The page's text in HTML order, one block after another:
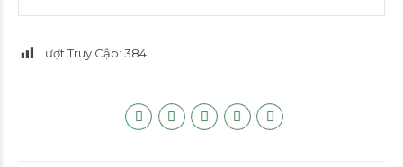
Lượt Truy Cập: 384